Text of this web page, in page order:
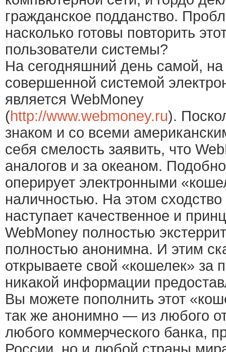
гражданское подданство.
насколько готовы повторить
пользователи системы?
На сегодняшний день самой, на
совершенной системой
является WebMoney
(http://www.webmoney.ru).
знаком и со всеми
себя смелость заявить, что
аналогов и за океаном.
оперирует электронными
наличностью. На этом сходство
наступает качественное и
WebMoney полностью
полностью анонимна. И этим
открываете свой «кошелек» за
никакой информации
Вы можете пополнить этот
так же анонимно — из любого
любого коммерческого банка,